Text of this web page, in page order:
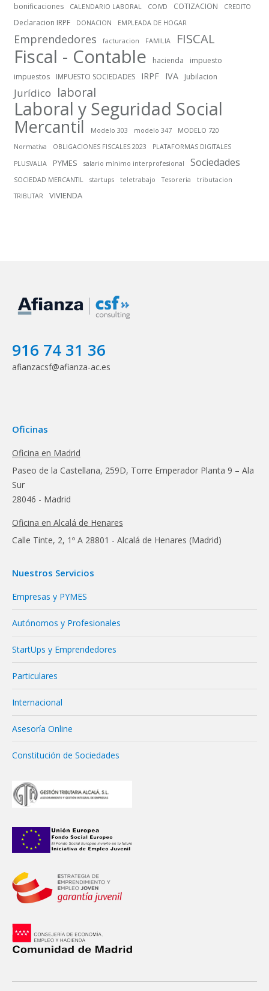
bonificaciones CALENDARIO LABORAL COIVD COTIZACION CREDITO
Declaracion IRPF DONACION EMPLEADA DE HOGAR
Emprendedores facturacion FAMILIA FISCAL
Fiscal - Contable hacienda
impuesto
impuestos
IMPUESTO SOCIEDADES IRPF IVA Jubilacion
Jurídico laboral
Laboral y Seguridad Social
Mercantil Modelo 303 modelo 347
MODELO 720
Normativa
OBLIGACIONES FISCALES 2023
PLATAFORMAS DIGITALES
PLUSVALIA
PYMES salario mínimo interprofesional Sociedades
SOCIEDAD MERCANTIL startups teletrabajo Tesoreria
tributacion
TRIBUTAR
VIVIENDA
916 74 31 36
afianzacsf@afianza-ac.es
Oficinas
Oficina en Madrid
Paseo de la Castellana, 259D, Torre Emperador Planta 9 – Ala
Sur
28046 - Madrid
Oficina en Alcalá de Henares
Calle Tinte, 2, 1º A 28801 - Alcalá de Henares (Madrid)
Nuestros Servicios
Empresas y PYMES
Autónomos y Profesionales
StartUps y Emprendedores
Particulares
Internacional
Asesoría Online
Constitución de Sociedades